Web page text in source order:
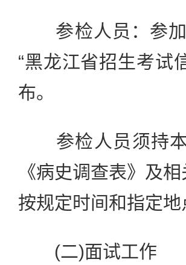
参检人员：参加
“黑龙江省招生考试
布。
参检人员须持本
《病史调查表》及
按规定时间和指定
(二)面试工作